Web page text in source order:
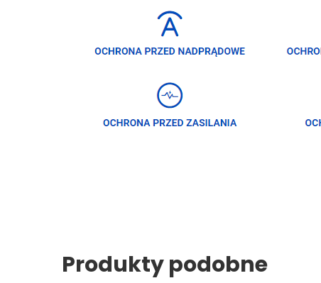
Produkty podobne